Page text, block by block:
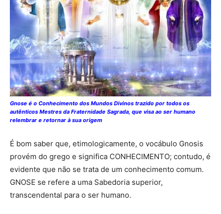
Gnose é o Conhecimento dos Mundos Divinos trazido por todos os
autênticos Mestres da Fraternidade Sagrada, que visa ao ser humano
relembrar e retornar à sua origem
É bom saber que, etimologicamente, o vocábulo Gnosis
provém do grego e significa CONHECIMENTO; contudo, é
evidente que não se trata de um conhecimento comum.
GNOSE se refere a uma Sabedoria superior,
transcendental para o ser humano.